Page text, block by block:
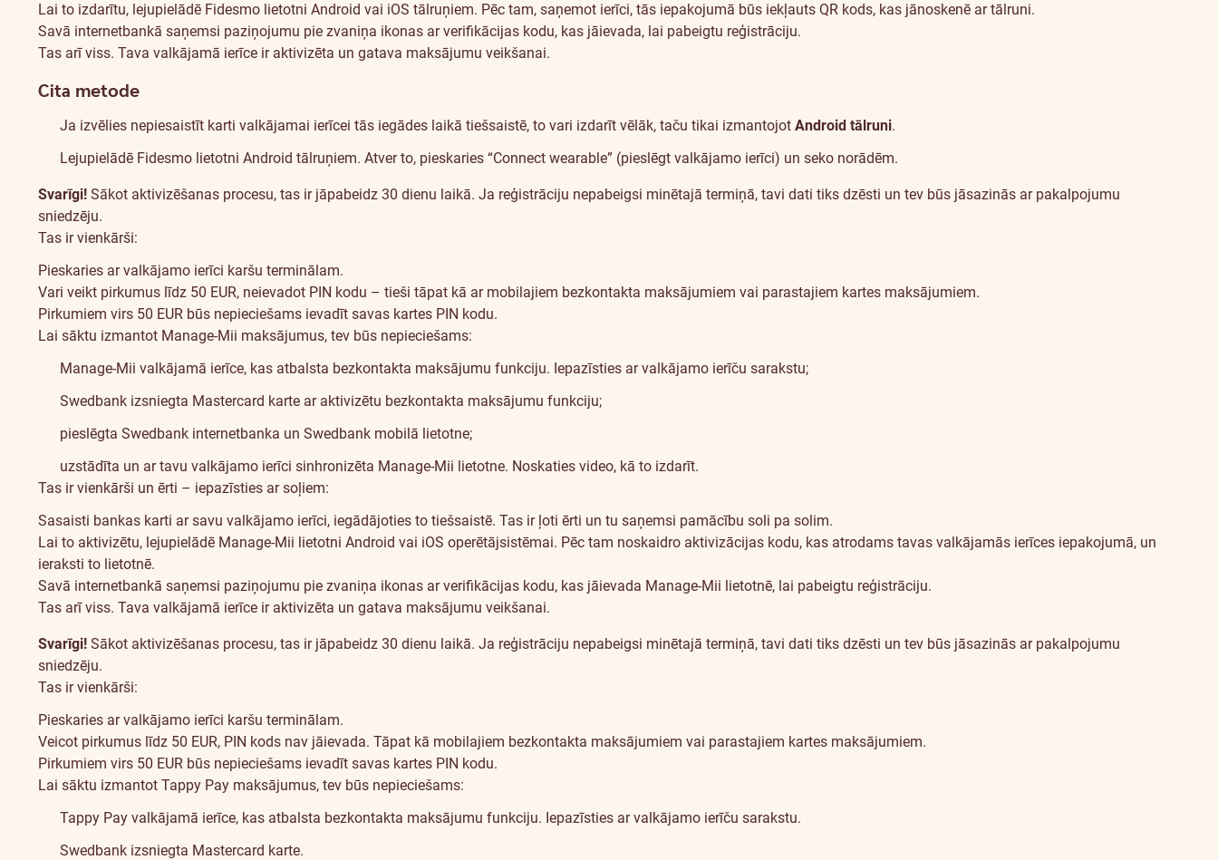
Lai to izdarītu, lejupielādē Fidesmo lietotni Android vai iOS tālruņiem. Pēc tam, saņemot ierīci, tās iepakojumā būs iekļauts QR kods, kas jānoskenē ar tālruni.
Savā internetbankā saņemsi paziņojumu pie zvaniņa ikonas ar verifikācijas kodu, kas jāievada, lai pabeigtu reģistrāciju.
Tas arī viss. Tava valkājamā ierīce ir aktivizēta un gatava maksājumu veikšanai.
Cita metode
Ja izvēlies nepiesaistīt karti valkājamai ierīcei tās iegādes laikā tiešsaistē, to vari izdarīt vēlāk, taču tikai izmantojot Android tālruni.
Lejupielādē Fidesmo lietotni Android tālruņiem. Atver to, pieskaries “Connect wearable” (pieslēgt valkājamo ierīci) un seko norādēm.
Svarīgi! Sākot aktivizēšanas procesu, tas ir jāpabeidz 30 dienu laikā. Ja reģistrāciju nepabeigsi minētajā termiņā, tavi dati tiks dzēsti un tev būs jāsazinās ar pakalpojumu
sniedzēju.
Tas ir vienkārši:
Pieskaries ar valkājamo ierīci karšu terminālam.
Vari veikt pirkumus līdz 50 EUR, neievadot PIN kodu – tieši tāpat kā ar mobilajiem bezkontakta maksājumiem vai parastajiem kartes maksājumiem.
Pirkumiem virs 50 EUR būs nepieciešams ievadīt savas kartes PIN kodu.
Manage-
Mii
Lai sāktu izmantot Manage-Mii maksājumus, tev būs nepieciešams:
Manage-Mii valkājamā ierīce, kas atbalsta bezkontakta maksājumu funkciju. Iepazīsties ar valkājamo ierīču sarakstu;
Swedbank izsniegta Mastercard karte ar aktivizētu bezkontakta maksājumu funkciju;
pieslēgta Swedbank internetbanka un Swedbank mobilā lietotne;
uzstādīta un ar tavu valkājamo ierīci sinhronizēta Manage-Mii lietotne. Noskaties video, kā to izdarīt.
Tas ir vienkārši un ērti – iepazīsties ar soļiem:
Sasaisti bankas karti ar savu valkājamo ierīci, iegādājoties to tiešsaistē. Tas ir ļoti ērti un tu saņemsi pamācību soli pa solim.
Lai to aktivizētu, lejupielādē Manage-Mii lietotni Android vai iOS operētājsistēmai. Pēc tam noskaidro aktivizācijas kodu, kas atrodams tavas valkājamās ierīces iepakojumā, un
ieraksti to lietotnē.
Savā internetbankā saņemsi paziņojumu pie zvaniņa ikonas ar verifikācijas kodu, kas jāievada Manage-Mii lietotnē, lai pabeigtu reģistrāciju.
Tas arī viss. Tava valkājamā ierīce ir aktivizēta un gatava maksājumu veikšanai.
Svarīgi! Sākot aktivizēšanas procesu, tas ir jāpabeidz 30 dienu laikā. Ja reģistrāciju nepabeigsi minētajā termiņā, tavi dati tiks dzēsti un tev būs jāsazinās ar pakalpojumu
sniedzēju.
Tas ir vienkārši:
Pieskaries ar valkājamo ierīci karšu terminālam.
Veicot pirkumus līdz 50 EUR, PIN kods nav jāievada. Tāpat kā mobilajiem bezkontakta maksājumiem vai parastajiem kartes maksājumiem.
Pirkumiem virs 50 EUR būs nepieciešams ievadīt savas kartes PIN kodu.
Tappy
Pay
Lai sāktu izmantot Tappy Pay maksājumus, tev būs nepieciešams:
Tappy Pay valkājamā ierīce, kas atbalsta bezkontakta maksājumu funkciju. Iepazīsties ar valkājamo ierīču sarakstu.
Swedbank izsniegta Mastercard karte.